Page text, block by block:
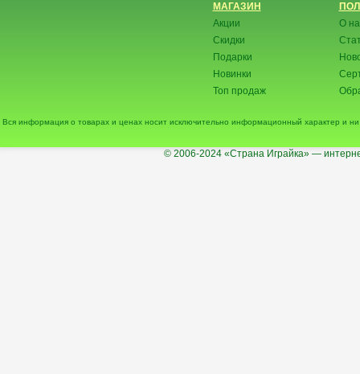
МАГАЗИН
Акции
Скидки
Подарки
Новинки
Топ продаж
О
Вся информация о товарах и ценах носит исключительно информационный характер и
© 2006-2024«Страна Играйка» —